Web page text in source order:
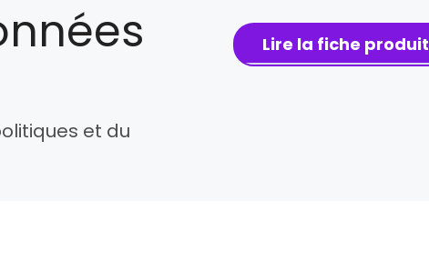
et du
Lire la fiche produit